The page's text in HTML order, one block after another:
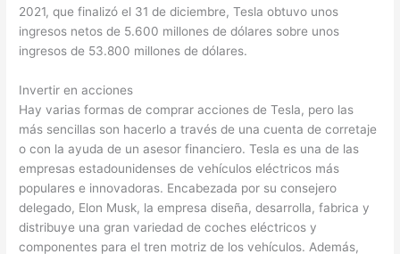
2021, que finalizó el 31 de diciembre, Tesla obtuvo unos
ingresos netos de 5.600 millones de dólares sobre unos
ingresos de 53.800 millones de dólares.
Invertir en acciones
Hay varias formas de comprar acciones de Tesla, pero las
más sencillas son hacerlo a través de una cuenta de corretaje
o con la ayuda de un asesor financiero. Tesla es una de las
empresas estadounidenses de vehículos eléctricos más
populares e innovadoras. Encabezada por su consejero
delegado, Elon Musk, la empresa diseña, desarrolla, fabrica y
distribuye una gran variedad de coches eléctricos y
componentes para el tren motriz de los vehículos. Además,